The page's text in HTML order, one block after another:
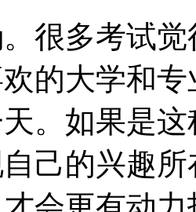
很多考试
的大学和
。如果是
己的兴趣